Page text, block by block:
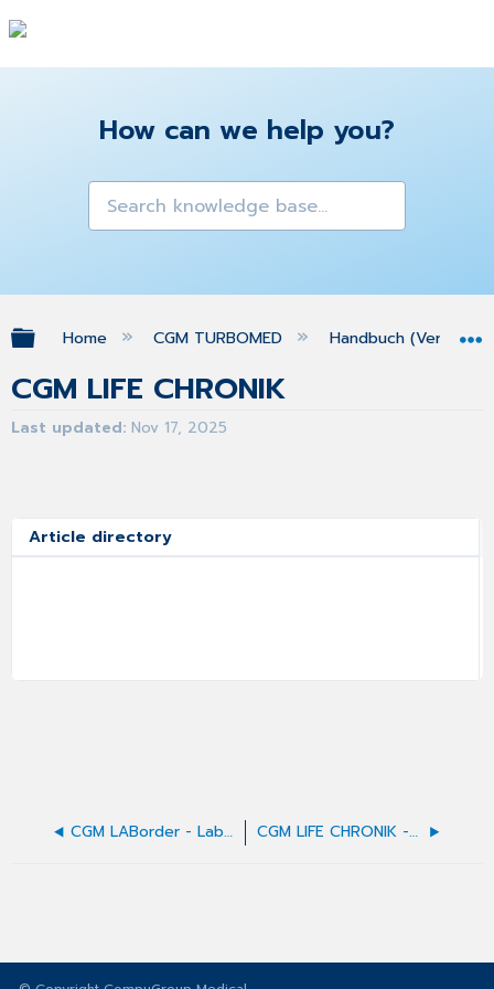
How can we help you?
Expand/collapse global hierarchy
Home CGM TURBOMED Handbuch (Version
CGM LIFE CHRONIK
Last updated Nov 17, 2025
Article directory
CGM LABorder - Laborauftrag erstellen CGM LIFE CHRONIK - Nutzungsvoraussetzungen